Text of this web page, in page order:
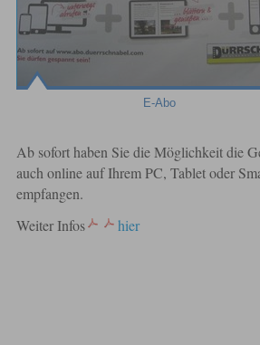
E-Abo
Ab sofort haben Sie die Möglichkeit die
auch online auf Ihrem PC, Tablet oder
empfangen.
Weiter Infos
hier